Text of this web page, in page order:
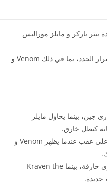
سبايدر مان 2 حول عودة بيتر باركر و مايلز موراليس
ستواجه سبايدر مان 2 مجموعة من الأشرار الجدد، بما في ذلك Venom و
جين، بينما يحاول مايلز
كبطل خارق.
ولكن سرعان ما ينقلب كل شيء رأسًا على عقب عندما يظهر Venom و
Venom هو symbiote غامض يمتلك قوى خارقة، بينما Kraven the